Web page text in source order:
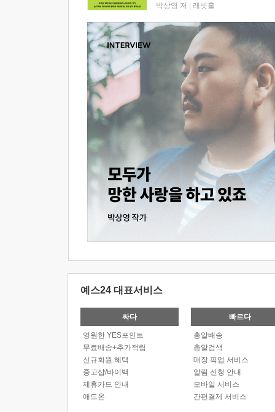
박상영 저 래빗홀
예스24 대표서비스
싸다
영원한 YES포인트
무료배송+추가적립
신규회원 혜택
중고샵/바이백
제휴카드 안내
애드온
빠르다
총알배송
총알검색
매장 픽업 서비스
알림 신청 안내
모바일 서비스
간편결제 서비스